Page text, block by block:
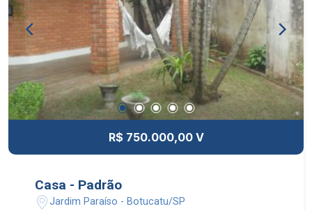
R$ 750.000,00 V
Casa - Padrão
Jardim Paraíso - Botucatu/SP